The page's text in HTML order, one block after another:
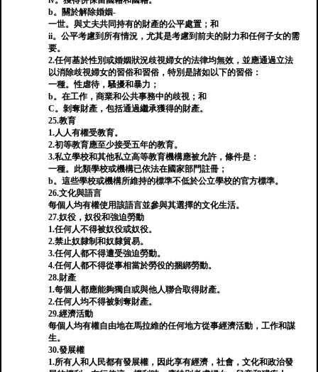
b。關於解除婚姻-
一世。與丈夫共同持有的財產的公平處置；和
ii。公平考慮到所有情況，尤其是考慮到前夫的財力和任何子女的需
要。
2.任何基於性別或婚姻狀況歧視婦女的法律均無效，並應通過立法
以消除歧視婦女的習俗和習俗，特別是諸如以下的習俗：
一種。性虐待，騷擾和暴力；
b。在工作，商業和公共事務中的歧視；和
C。剝奪財產，包括通過繼承獲得的財產。
25.教育
1.人人有權受教育。
2.初等教育應至少接受五年的教育。
3.私立學校和其他私立高等教育機構應被允許，條件是：
一種。此類學校或機構已依法在國家部門註冊；
b。這些學校或機構所維持的標準不低於公立學校的官方標準。
26.文化與語言
每個人均有權使用該語言並參與其選擇的文化生活。
27.奴役，奴役和強迫勞動
1.任何人不得被奴役或奴役。
2.禁止奴隸制和奴隸貿易。
3.任何人都不得遭受強迫勞動。
4.任何人都不得從事相當於勞役的捆綁勞動。
28.財產
1.每個人都應能夠獨自或與他人聯合取得財產。
2.任何人均不得被剝奪財產。
29.經濟活動
每個人均有權自由地在馬拉維的任何地方從事經濟活動，工作和謀
生。
30.發展權
1.所有人和人民都有發展權，因此享有經濟，社會，文化和政治發